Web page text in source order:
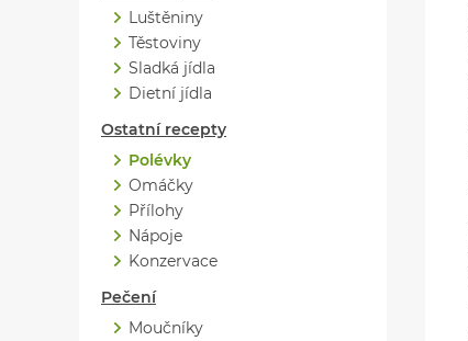
Luštěniny
Těstoviny
Sladká jídla
Dietní jídla
Ostatní recepty
Polévky
Omáčky
Přílohy
Nápoje
Konzervace
Pečení
Moučníky